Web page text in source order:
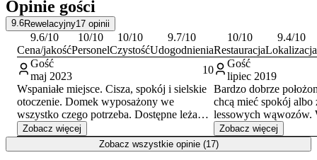
Opinie gości
9.6Rewelacyjny17 opinii
9.6/10
Cena/jakość
10/10
Personel
10/10
Czystość
9.7/10
Udogodnienia
10/10
Restauracja
9.4/10
Lokalizacja
Gość
maj 2023
10
Wspaniałe miejsce. Cisza, spokój i sielskie
otoczenie. Domek wyposażony we
wszystko czego potrzeba. Dostępne leżaki,
hamaki, miejsce na ognisko. Blisko
Kazimierz Dolny, Nałęczów, Lublin. Jest to
miejsce za którym się tęskni i chce się do
Zobacz więcej
Gość
lipiec 2019
Bardzo dobrze
chcą mieć spokój albo
lessowych wąwozów.
a nawet więcej.
rozkładane wersalki
spanie nie jest zbyt
Zobacz więcej
Zobacz wszystkie opinie (17)